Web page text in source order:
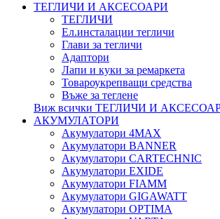
ТЕГЛИЧИ И АКСЕСОАРИ
ТЕГЛИЧИ
Eл.инсталации тегличи
Глави за тегличи
Адаптори
Лапи и куки за ремаркета
Товароукрепващи средства
Въже за теглене
Виж всички ТЕГЛИЧИ И
АКУМУЛАТОРИ
Акумулатори 4MAX
Акумулатори BANNER
Акумулатори CARTECHNIC
Акумулатори EXIDE
Акумулатори FIAMM
Акумулатори GIGAWATT
Акумулатори OPTIMA